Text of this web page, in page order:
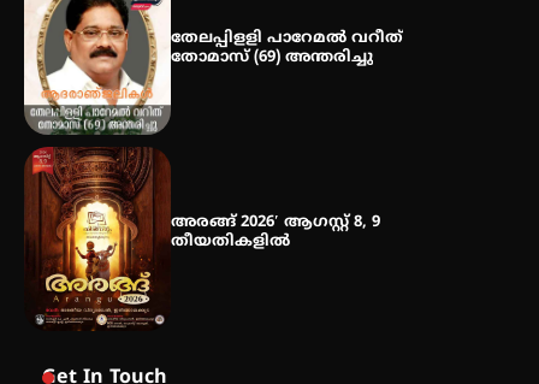
തേലപ്പിളളി പാറേമൽ വറീത്
തോമാസ് (69) അന്തരിച്ചു
അരങ്ങ് 2026′ ആഗസ്റ്റ് 8, 9
തീയതികളിൽ
Get In Touch